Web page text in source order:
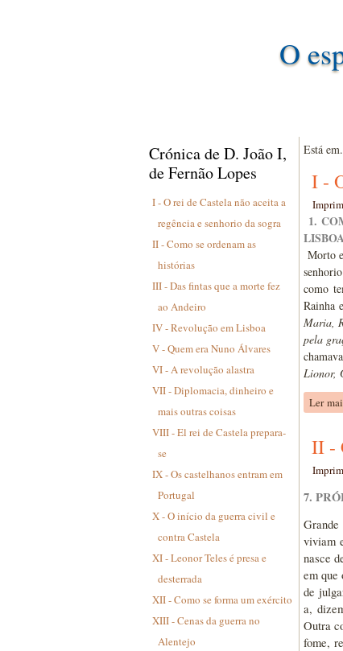
O
Crónica de D. João I,
de Fernão Lopes
I - O rei de Castela não aceita a
regência e senhorio da sogra
II - Como se ordenam as
histórias
III - Das fintas que a morte fez
ao Andeiro
IV - Revolução em Lisboa
V - Quem era Nuno Álvares
VI - A revolução alastra
VII - Diplomacia, dinheiro e
mais outras coisas
VIII - El rei de Castela prepara-
se
IX - Os castelhanos entram em
Portugal
X - O início da guerra civil e
contra Castela
XI - Leonor Teles é presa e
desterrada
XII - Como se forma um exército
XIII - Cenas da guerra no
Alentejo
Está
I -
1.
Morto
como
Rainha
Maria,
pela
Lionor,
Ler
II -
7.
viviam
nasce
em que
de
a,
Outra
fome,